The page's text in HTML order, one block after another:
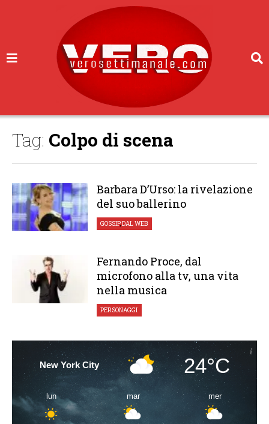
Tag: Colpo di scena
Barbara D’Urso: la rivelazione
del suo ballerino
GOSSIP,DAL WEB
Fernando Proce, dal
microfono alla tv, una vita
nella musica
PERSONAGGI
New York City 24°C
lun mar mer